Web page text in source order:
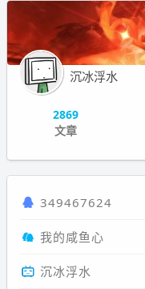
沉冰浮水
2869
文章
349467624
我的咸鱼心
沉冰浮水